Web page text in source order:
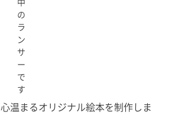
の
ラ
ン
サ
ー
で
す
心温まるオリジナル絵本を制作しま